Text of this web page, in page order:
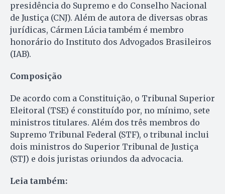
presidência do Supremo e do Conselho Nacional
de Justiça (CNJ). Além de autora de diversas obras
jurídicas, Cármen Lúcia também é membro
honorário do Instituto dos Advogados Brasileiros
(IAB).
Composição
De acordo com a Constituição, o Tribunal Superior
Eleitoral (TSE) é constituído por, no mínimo, sete
ministros titulares. Além dos três membros do
Supremo Tribunal Federal (STF), o tribunal inclui
dois ministros do Superior Tribunal de Justiça
(STJ) e dois juristas oriundos da advocacia.
Leia também: